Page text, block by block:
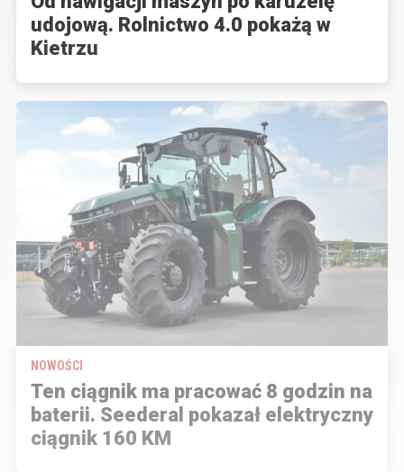
udojową. Rolnictwo 4.0 pokażą w
Kietrzu
NOWOŚCI
Ten ciągnik ma pracować 8 godzin na
baterii. Seederal pokazał elektryczny
ciągnik 160 KM